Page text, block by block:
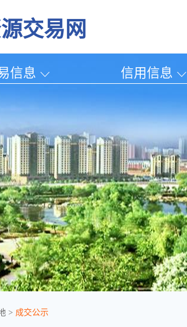
交易网
信息 信用信息
> 成交公示